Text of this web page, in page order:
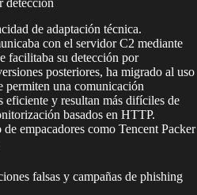
detección
de adaptación técnica.
con el servidor C2 mediante
facilitaba su detección por
posteriores, ha migrado al uso
permiten una comunicación
eficiente y resultan más difíciles de
basados en HTTP.
empacadores como Tencent Packer
falsas y campañas de phishing